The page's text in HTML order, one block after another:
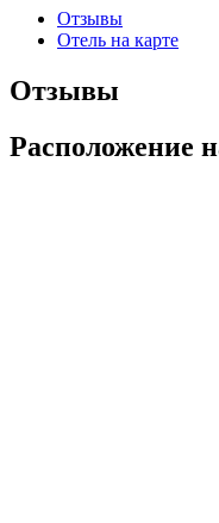
Отзывы
Отель на карте
Отзывы
Расположение